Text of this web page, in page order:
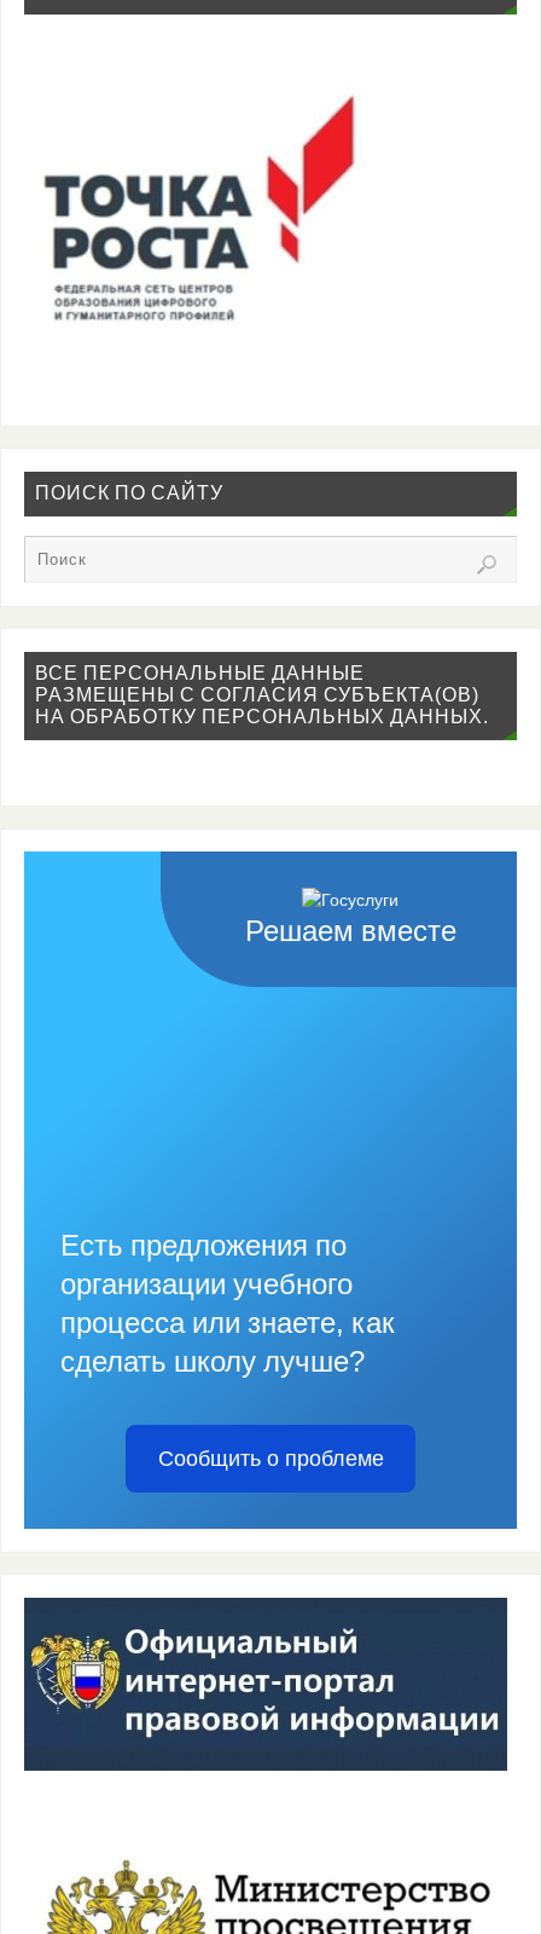
ПОИСК ПО САЙТУ
ВСЕ ПЕРСОНАЛЬНЫЕ ДАННЫЕ
РАЗМЕЩЕНЫ С СОГЛАСИЯ СУБЪЕКТА(ОВ)
НА ОБРАБОТКУ ПЕРСОНАЛЬНЫХ ДАННЫХ.
Решаем вместе
Есть предложения по
организации учебного
процесса или знаете, как
сделать школу лучше?
Сообщить о проблеме